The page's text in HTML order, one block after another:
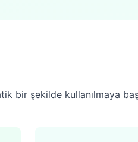
bir şekilde kullanılmaya